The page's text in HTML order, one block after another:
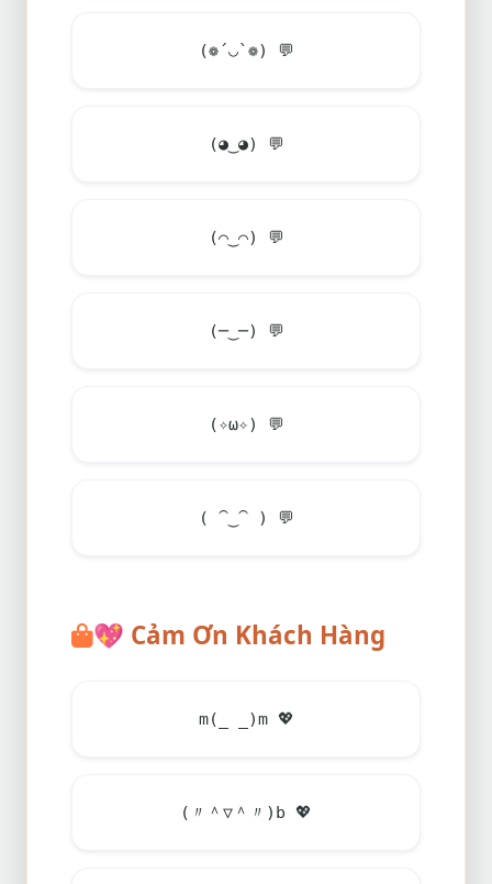
(❁´◡`❁) 💬
(◕‿◕) 💬
(⌒‿⌒) 💬
(─‿─) 💬
(✧ω✧) 💬
( ⁀‿⁀ ) 💬
💖 Cảm Ơn Khách Hàng
m(_ _)m 💖
(〃＾▽＾〃)b 💖